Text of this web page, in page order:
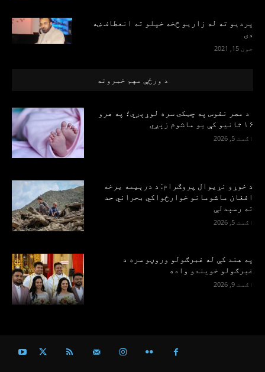
پرديو ته له زاريو څخه خپلو ته انعطاف ښه
دی
جون 15, 2021
د ورځې مهم خبرونه
د مصر نفوس په چټکۍ سره لوړېږي؛ په هرو
۱۶ ثانیو کې یو ماشوم زېږي
اګست 5, 2026
د خوړو نړیوال پروګرام: د درېیمه برخه
افغان ماشومانو خوارځواکي بحراني حد
ته رسېدلې
اګست 5, 2026
په هند کې له غبرګولو وروڼو سره د
غبرګولو خویندو واده
اګست 9, 2026